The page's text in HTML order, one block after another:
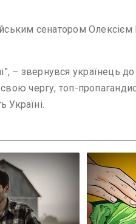
сенатором
– звернувся
чергу, топ-
Україні.